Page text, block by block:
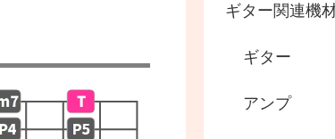
ギター関連機
ギター
アンプ